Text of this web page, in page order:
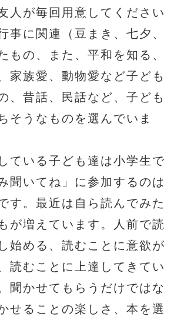
人が毎回用意してください
事に関連（豆まき、七夕、
もの、また、平和を知る、
家族愛、動物愛など子ども
、昔話、民話など、子ども
そうなものを選んでいま
ている子ども達は小学生で
聞いてね」に参加するのは
す。最近は自ら読んでみた
が増えています。人前で読
始める、読むことに意欲が
読むことに上達してきてい
聞かせてもらうだけではな
せることの楽しさ、本を選